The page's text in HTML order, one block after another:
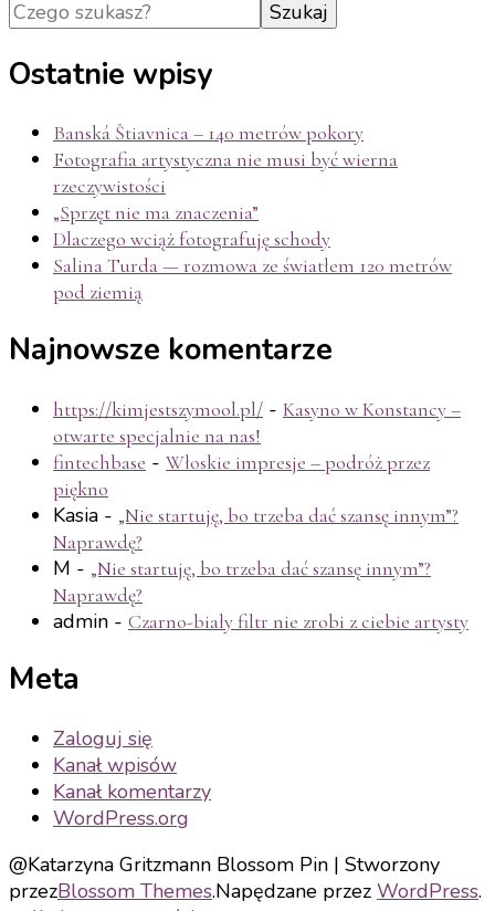
Ostatnie wpisy
Banská Štiavnica – 140 metrów pokory
Fotografia artystyczna nie musi być wierna
rzeczywistości
„Sprzęt nie ma znaczenia”
Dlaczego wciąż fotografuję schody
Salina Turda — rozmowa ze światłem 120 metrów
pod ziemią
Najnowsze komentarze
https://kimjestszymool.pl/ - Kasyno w Konstancy –
otwarte specjalnie na nas!
fintechbase - Włoskie impresje – podróż przez
piękno
Kasia - „Nie startuję, bo trzeba dać szansę innym”?
Naprawdę?
M - „Nie startuję, bo trzeba dać szansę innym”?
Naprawdę?
admin - Czarno-biały filtr nie zrobi z ciebie artysty
Meta
Zaloguj się
Kanał wpisów
Kanał komentarzy
WordPress.org
@Katarzyna Gritzmann Blossom Pin | Stworzony
przezBlossom Themes.Napędzane przez WordPress.